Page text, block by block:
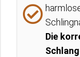
Die